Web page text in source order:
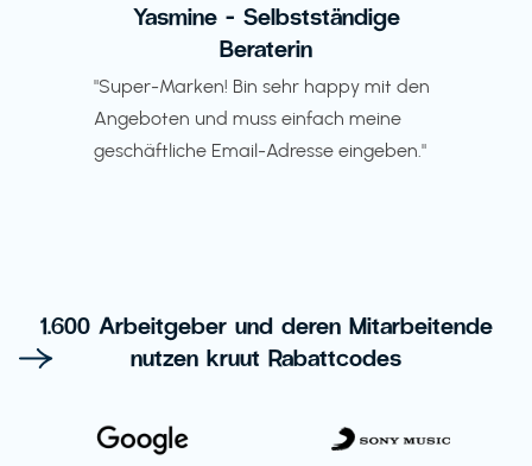
Yasmine - Selbstständige
Beraterin
"Super-Marken! Bin sehr happy mit den
Angeboten und muss einfach meine
geschäftliche Email-Adresse eingeben."
1.600 Arbeitgeber und deren Mitarbeitende
nutzen kruut Rabattcodes